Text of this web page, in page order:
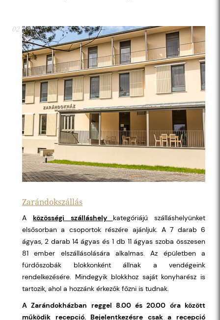
02
Zarándokszállás
Aközösségi szálláshely kategóriájú szálláshelyünket
elsősorban a csoportok részére ajánljuk. A 7 darab 6
ágyas, 2 darab 14 ágyas és 1 db 11 ágyas szoba összesen
81 ember elszállásolására alkalmas. Az épületben a
fürdőszobák blokkonként állnak a vendégeink
rendelkezésére. Mindegyik blokkhoz saját konyharész is
tartozik, ahol a hozzánk érkezők főzni is tudnak.
A Zarándokházban reggel 8.00 és 20.00 óra között
működik recepció. Bejelentkezésre csak a recepció